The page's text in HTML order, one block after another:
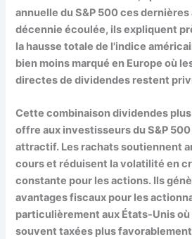
annuelle du S&P 500 ces dernières
décennie écoulée, ils expliquent
la hausse totale de l'indice
bien moins marqué en Europe où
directes de dividendes restent
Cette combinaison dividendes
offre aux investisseurs du S&P
attractif. Les rachats soutiennent
cours et réduisent la volatilité en
constante pour les actions. Ils
avantages fiscaux pour les
particulièrement aux États-Unis
souvent taxées plus